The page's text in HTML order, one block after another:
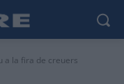
a la fira de creuers